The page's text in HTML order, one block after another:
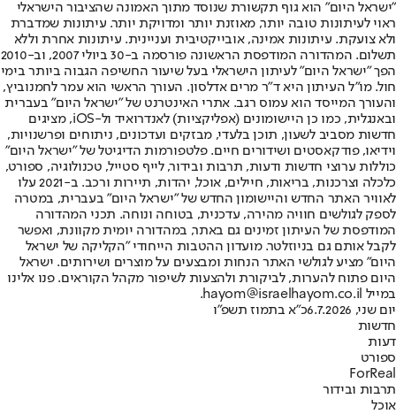
"ישראל היום" הוא גוף תקשורת שנוסד מתוך האמונה שהציבור הישראלי
ראוי לעיתונות טובה יותר, מאוזנת יותר ומדויקת יותר. עיתונות שמדברת
ולא צועקת. עיתונות אמינה, אובייקטיבית ועניינית. עיתונות אחרת וללא
תשלום. המהדורה המודפסת הראשונה פורסמה ב-30 ביולי 2007, וב-2010
הפך "ישראל היום" לעיתון הישראלי בעל שיעור החשיפה הגבוה ביותר בימי
חול. מו"ל העיתון היא ד"ר מרים אדלסון. העורך הראשי הוא עמר לחמנוביץ,
והעורך המייסד הוא עמוס רגב. אתרי האינטרנט של "ישראל היום" בעברית
ובאנגלית, כמו כן היישומונים (אפליקציות) לאנדרואיד ול-iOS, מציגים
חדשות מסביב לשעון, תוכן בלעדי, מבזקים ועדכונים, ניתוחים ופרשנויות,
וידיאו, פודקאסטים ושידורים חיים. פלטפורמות הדיגיטל של "ישראל היום"
כוללות ערוצי חדשות ודעות, תרבות ובידור, לייף סטייל, טכנולוגיה, ספורט,
כלכלה וצרכנות, בריאות, חיילים, אוכל, יהדות, תיירות ורכב. ב-2021 עלו
לאוויר האתר החדש והיישומון החדש של "ישראל היום" בעברית, במטרה
לספק לגולשים חוויה מהירה, עדכנית, בטוחה ונוחה. תכני המהדורה
המודפסת של העיתון זמינים גם באתר, במהדורה יומית מקוונת, ואפשר
לקבל אותם גם בניוזלטר. מועדון ההטבות הייחודי "הקליקה של ישראל
היום" מציע לגולשי האתר הנחות ומבצעים על מוצרים ושירותים. ישראל
היום פתוח להערות, לביקורת ולהצעות לשיפור מקהל הקוראים. פנו אלינו
במייל hayom@israelhayom.co.il.
יום שני, 6.7.2026
כ"א בתמוז תשפ"ו
חדשות
דעות
ספורט
ForReal
תרבות ובידור
אוכל